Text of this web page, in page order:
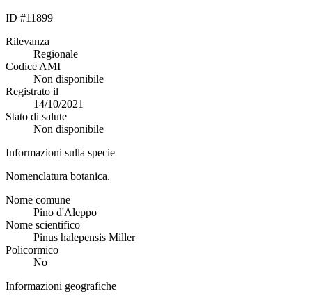
ID #11899
Rilevanza
Regionale
Codice AMI
Non disponibile
Registrato il
14/10/2021
Stato di salute
Non disponibile
Informazioni sulla specie
Nomenclatura botanica.
Nome comune
Pino d'Aleppo
Nome scientifico
Pinus halepensis Miller
Policormico
No
Informazioni geografiche